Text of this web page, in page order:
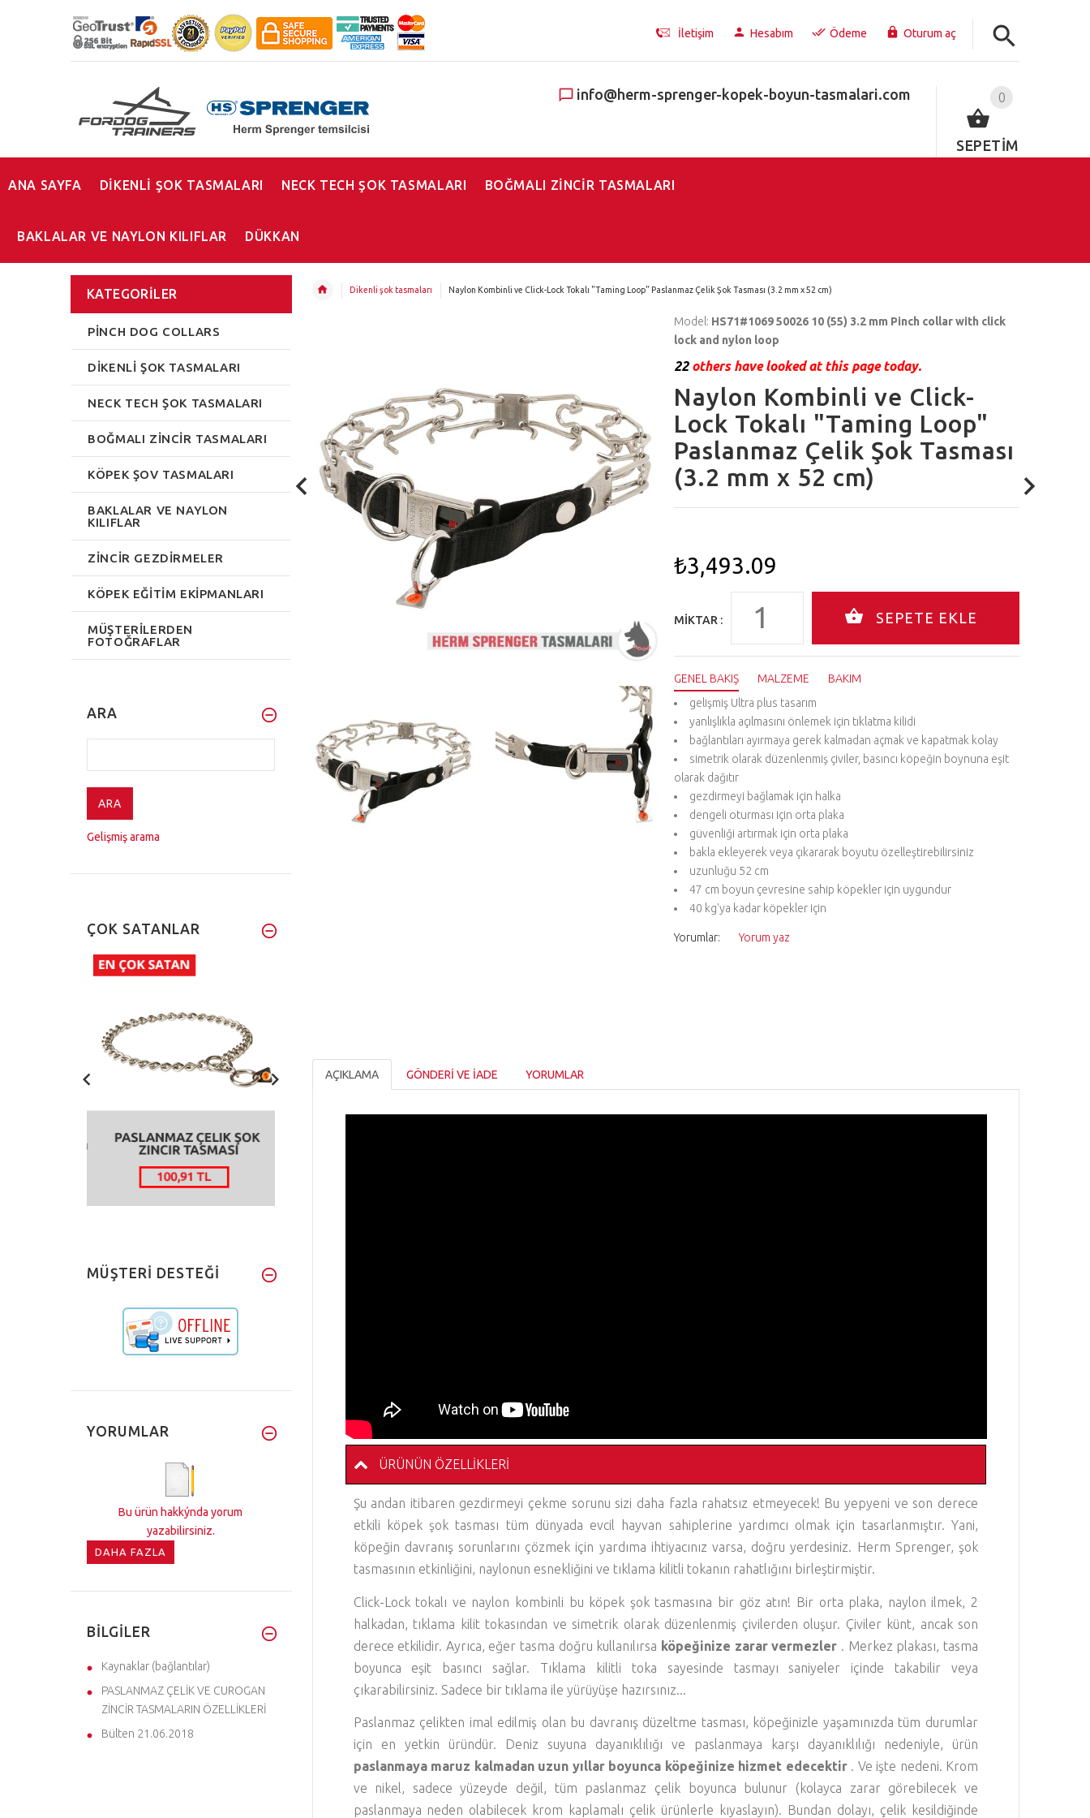
İletişim Hesabım Ödeme Oturum aç
0
SEPETİM
info@herm-sprenger-kopek-boyun-tasmalari.com
ANA SAYFA DİKENLİ ŞOK TASMALARI NECK TECH ŞOK TASMALARI BOĞMALI ZİNCİR TASMALARI
BAKLALAR VE NAYLON KILIFLAR DÜKKAN
Dikenli şok tasmaları Naylon Kombinli ve Click-Lock Tokalı "Taming Loop" Paslanmaz Çelik Şok Tasması (3.2 mm x 52 cm)
Model: HS71#1069 50026 10 (55) 3.2 mm Pinch collar with click
lock and nylon loop
22others have looked at this page today.
Naylon Kombinli ve Click-
Lock Tokalı "Taming Loop"
Paslanmaz Çelik Şok Tasması
(3.2 mm x 52 cm)
₺3,493.09
MIKTAR :
GENEL BAKIŞ MALZEME
BAKIM
gelişmiş Ultra plus tasarım
yanlışlıkla açılmasını önlemek için tıklatma kilidi
bağlantıları ayırmaya gerek kalmadan açmak ve kapatmak kolay
simetrik olarak düzenlenmiş çiviler, basıncı köpeğin boynuna eşit
olarak dağıtır
gezdirmeyi bağlamak için halka
dengeli oturması için orta plaka
güvenliği artırmak için orta plaka
bakla ekleyerek veya çıkararak boyutu özelleştirebilirsiniz
uzunluğu 52 cm
47 cm boyun çevresine sahip köpekler için uygundur
40 kg'ya kadar köpekler için
Yorumlar: Yorum yaz
AÇIKLAMA GÖNDERİ VE İADE YORUMLAR
ÜRÜNÜN ÖZELLIKLERI
Şu andan itibaren gezdirmeyi çekme sorunu sizi daha fazla rahatsız etmeyecek! Bu yepyeni ve son derece
etkili köpek şok tasması tüm dünyada evcil hayvan sahiplerine yardımcı olmak için tasarlanmıştır. Yani,
köpeğin davranış sorunlarını çözmek için yardıma ihtiyacınız varsa, doğru yerdesiniz. Herm Sprenger, şok
tasmasının etkinliğini, naylonun esnekliğini ve tıklama kilitli tokanın rahatlığını birleştirmiştir.
Click-Lock tokalı ve naylon kombinli bu köpek şok tasmasına bir göz atın! Bir orta plaka, naylon ilmek, 2
halkadan, tıklama kilit tokasından ve simetrik olarak düzenlenmiş çivilerden oluşur. Çiviler künt, ancak son
derece etkilidir. Ayrıca, eğer tasma doğru kullanılırsa köpeğinize zarar vermezler . Merkez plakası, tasma
boyunca eşit basıncı sağlar. Tıklama kilitli toka sayesinde tasmayı saniyeler içinde takabilir veya
çıkarabilirsiniz. Sadece bir tıklama ile yürüyüşe hazırsınız...
Paslanmaz çelikten imal edilmiş olan bu davranış düzeltme tasması, köpeğinizle yaşamınızda tüm durumlar
için en yetkin üründür. Deniz suyuna dayanıklılığı ve paslanmaya karşı dayanıklılığı nedeniyle, ürün
paslanmaya maruz kalmadan uzun yıllar boyunca köpeğinize hizmet edecektir. Ve işte nedeni. Krom
ve nikel, sadece yüzeyde değil, tüm paslanmaz çelik boyunca bulunur (kolayca zarar görebilecek ve
paslanmaya neden olabilecek krom kaplamalı çelik ürünlerle kıyaslayın). Bundan dolayı, çelik kesildiğinde
KATEGORILER
PINCH DOG COLLARS
DIKENLI ŞOK TASMALARI
NECK TECH ŞOK TASMALARI
BOĞMALI ZINCIR TASMALARI
KÖPEK ŞOV TASMALARI
BAKLALAR VE NAYLON
KILIFLAR
ZINCIR GEZDIRMELER
KÖPEK EĞITIM EKIPMANLARI
MÜŞTERILERDEN
FOTOĞRAFLAR
ARA
Gelişmiş arama
ÇOK SATANLAR
MÜŞTERİ DESTEĞİ
YORUMLAR
Bu ürün hakkýnda yorum
yazabilirsiniz.
DAHA FAZLA
BILGILER
Kaynaklar (bağlantılar)
PASLANMAZ ÇELİK VE CUROGAN
ZİNCİR TASMALARIN ÖZELLİKLERİ
Bülten 21.06.2018